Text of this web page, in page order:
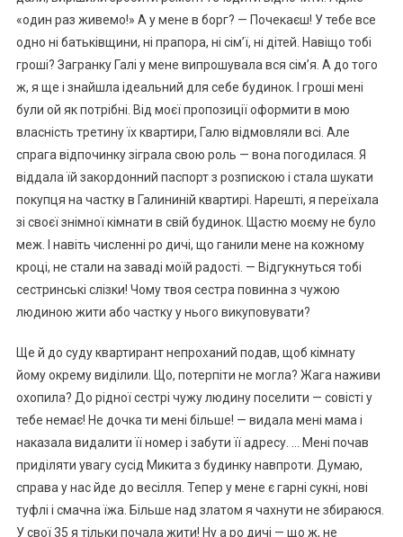
«один раз живемо!» А у мене в борг? — Почекаєш! У тебе все
одно ні батьківщини, ні прапора, ні сім’ї, ні дітей. Навіщо тобі
гроші? Загранку Галі у мене випрошувала вся сім’я. А до того
ж, я ще і знайшла ідеальний для себе будинок. І гроші мені
були ой як потрібні. Від моєї пропозиції оформити в мою
власність третину їх квартири, Галю відмовляли всі. Але
спрага відпочинку зіграла свою роль — вона погодилася. Я
віддала їй закордонний паспорт з розпискою і стала шукати
покупця на частку в Галининій квартирі. Нарешті, я переїхала
зі своєї знімної кімнати в свій будинок. Щастю моєму не було
меж. І навіть численні ро дичі, що ганили мене на кожному
кроці, не стали на заваді моїй радості. — Відгукнуться тобі
сестринські слізки! Чому твоя сестра повинна з чужою
людиною жити або частку у нього викуповувати?
Ще й до суду квартирант непроханий подав, щоб кімнату
йому окрему виділили. Що, потерпіти не могла? Жага наживи
охопила? До рідної сестрі чужу людину поселити — совісті у
тебе немає! Не дочка ти мені більше! — видала мені мама і
наказала видалити її номер і забути її адресу. … Мені почав
приділяти увагу сусід Микита з будинку навпроти. Думаю,
справа у нас йде до весілля. Тепер у мене є гарні сукні, нові
туфлі і смачна їжа. Більше над златом я чахнути не збираюся.
У свої 35 я тільки почала жити! Ну а ро дичі — що ж, не